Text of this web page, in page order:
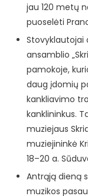
jau 120 metų
puoselėti
Stovyklautojai
ansamblio
pamokoje,
daug įdomių
kankliavimo
kanklininkus.
muziejaus
muziejininkė
18–20 a.
Antrąją dieną
muzikos